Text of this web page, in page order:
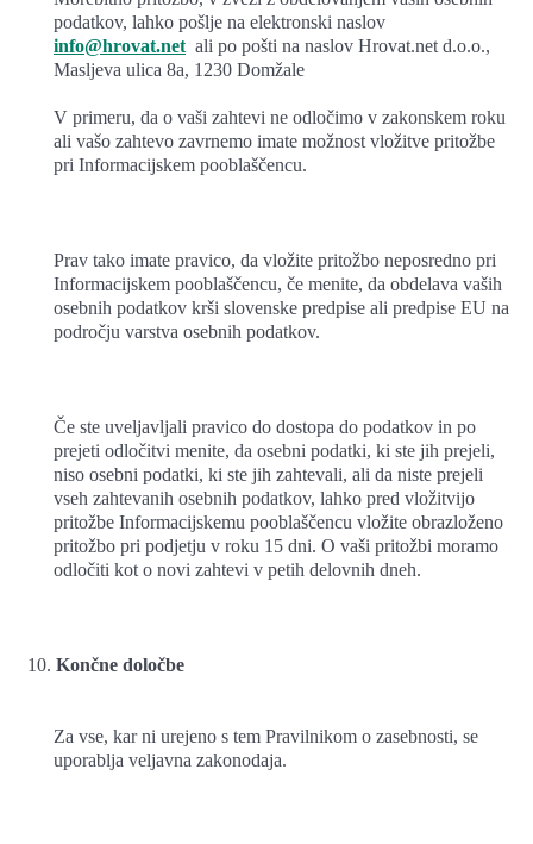
podatkov, lahko pošlje na elektronski naslov
info@hrovat.net ali po pošti na naslov Hrovat.net d.o.o.,
Masljeva ulica 8a, 1230 Domžale
V primeru, da o vaši zahtevi ne odločimo v zakonskem roku
ali vašo zahtevo zavrnemo imate možnost vložitve pritožbe
pri Informacijskem pooblaščencu.
Prav tako imate pravico, da vložite pritožbo neposredno pri
Informacijskem pooblaščencu, če menite, da obdelava vaših
osebnih podatkov krši slovenske predpise ali predpise EU na
področju varstva osebnih podatkov.
Če ste uveljavljali pravico do dostopa do podatkov in po
prejeti odločitvi menite, da osebni podatki, ki ste jih prejeli,
niso osebni podatki, ki ste jih zahtevali, ali da niste prejeli
vseh zahtevanih osebnih podatkov, lahko pred vložitvijo
pritožbe Informacijskemu pooblaščencu vložite obrazloženo
pritožbo pri podjetju v roku 15 dni. O vaši pritožbi moramo
odločiti kot o novi zahtevi v petih delovnih dneh.
Končne določbe
Za vse, kar ni urejeno s tem Pravilnikom o zasebnosti, se
uporablja veljavna zakonodaja.